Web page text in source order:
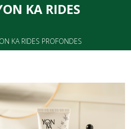
KA RIDES
KA RIDES PROFONDES